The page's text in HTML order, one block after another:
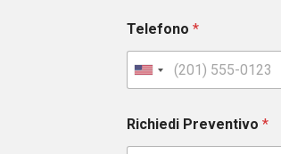
Telefono*
U
n
t
e
Richiedi Preventivo*